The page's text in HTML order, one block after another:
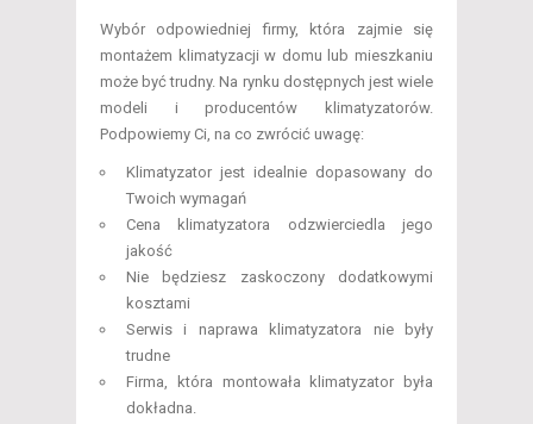
Wybór odpowiedniej firmy, która zajmie się
montażem klimatyzacji w domu lub mieszkaniu
może być trudny. Na rynku dostępnych jest wiele
modeli i producentów klimatyzatorów.
Podpowiemy Ci, na co zwrócić uwagę:
Klimatyzator jest idealnie dopasowany do
Twoich wymagań
Cena klimatyzatora odzwierciedla jego
jakość
Nie będziesz zaskoczony dodatkowymi
kosztami
Serwis i naprawa klimatyzatora nie były
trudne
Firma, która montowała klimatyzator była
dokładna.